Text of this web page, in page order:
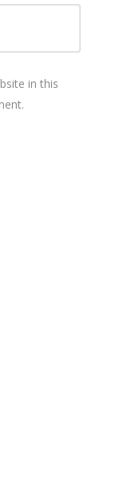
in this